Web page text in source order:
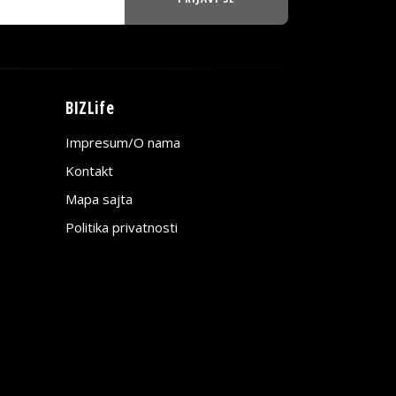
BIZLife
Impresum/O nama
Kontakt
Mapa sajta
Politika privatnosti